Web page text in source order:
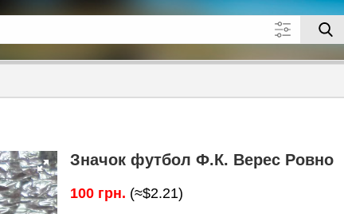
Значок футбол Ф.К. Верес Ровно
100 грн. (≈$2.21)